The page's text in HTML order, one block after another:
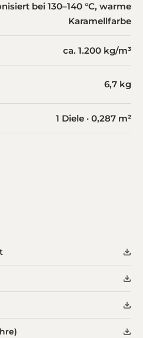
bei 130–140 °C, warme
Karamellfarbe
ca. 1.200 kg/m³
6,7 kg
1 Diele · 0,287 m²